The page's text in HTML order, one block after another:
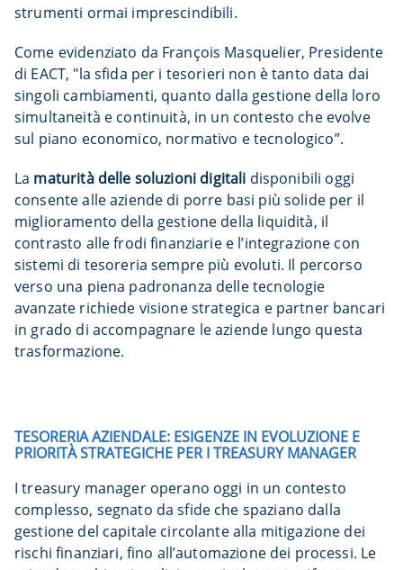
strumenti ormai imprescindibili.
Come evidenziato da François Masquelier, Presidente
di EACT, "la sfida per i tesorieri non è tanto data dai
singoli cambiamenti, quanto dalla gestione della loro
simultaneità e continuità, in un contesto che evolve
sul piano economico, normativo e tecnologico”.
La maturità delle soluzioni digitali disponibili oggi
consente alle aziende di porre basi più solide per il
miglioramento della gestione della liquidità, il
contrasto alle frodi finanziarie e l’integrazione con
sistemi di tesoreria sempre più evoluti. Il percorso
verso una piena padronanza delle tecnologie
avanzate richiede visione strategica e partner bancari
in grado di accompagnare le aziende lungo questa
trasformazione.
TESORERIA AZIENDALE: ESIGENZE IN EVOLUZIONE E
PRIORITÀ STRATEGICHE PER I TREASURY MANAGER
I treasury manager operano oggi in un contesto
complesso, segnato da sfide che spaziano dalla
gestione del capitale circolante alla mitigazione dei
rischi finanziari, fino all’automazione dei processi. Le